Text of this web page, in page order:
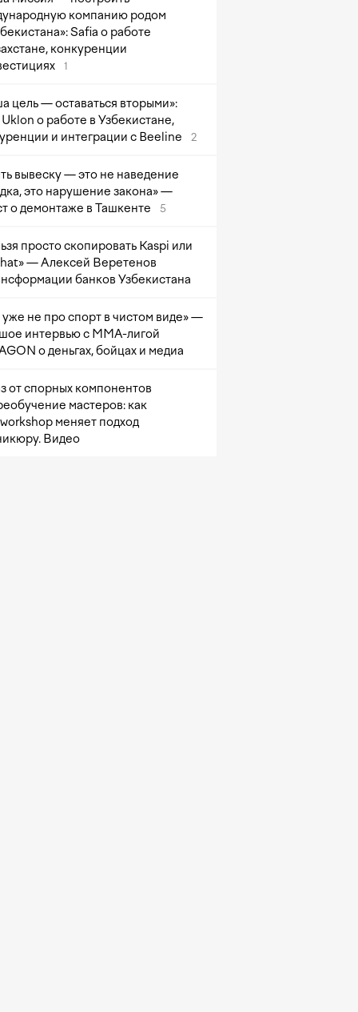
компанию родом
Safia о работе
конкуренции
1
цель — оставаться вторыми»:
о работе в Узбекистане,
и интеграции с Beeline
2
вывеску — это не наведение
это нарушение закона» —
о демонтаже в Ташкенте
5
просто скопировать Kaspi или
— Алексей Веретенов
банков Узбекистана
не про спорт в чистом виде» —
интервью с ММА-лигой
о деньгах, бойцах и медиа
от спорных компонентов
мастеров: как
меняет подход
Видео